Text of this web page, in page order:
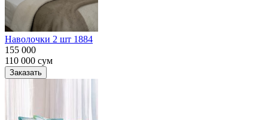
Наволочки 2 шт 1884
155 000
110 000 сум
Заказать